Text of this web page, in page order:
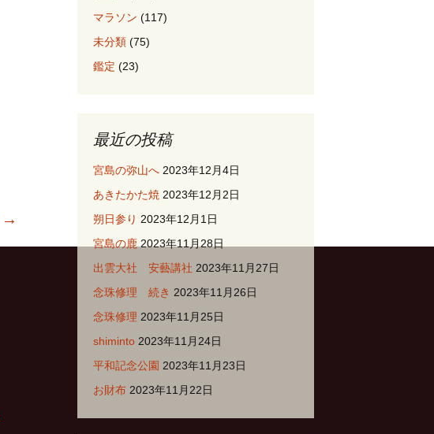
→
マラソン (117)
未分類 (75)
鑑定 (23)
最近の投稿
宮島の弥山へ 2023年12月4日
あきたかた焼 2023年12月2日
朔日参り 2023年12月1日
宮島の鹿 2023年11月28日
出雲大社 安藝講社 2023年11月27日
念珠修理 続き 2023年11月26日
念珠修理 2023年11月25日
shiminto 2023年11月24日
平和記念公園 2023年11月23日
お財布 2023年11月22日